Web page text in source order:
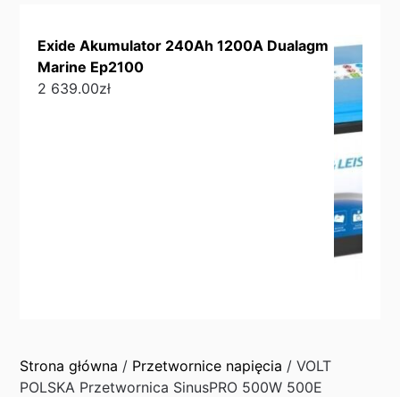
Exide Akumulator 240Ah 1200A Dualagm
Marine Ep2100
2 639.00zł
Strona główna / Przetwornice napięcia / VOLT
POLSKA Przetwornica SinusPRO 500W 500E